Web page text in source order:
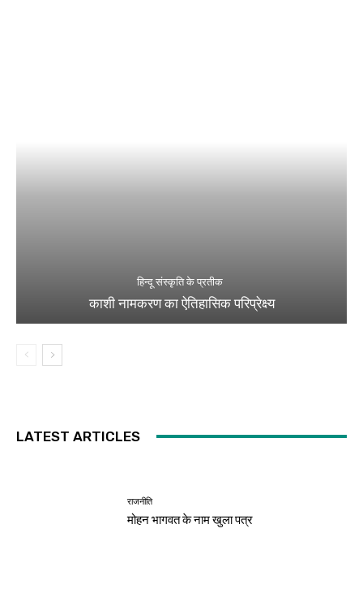
हिन्दू संस्कृति के प्रतीक
काशी नामकरण का ऐतिहासिक परिप्रेक्ष्य
LATEST ARTICLES
राजनीति
मोहन भागवत के नाम खुला पत्र